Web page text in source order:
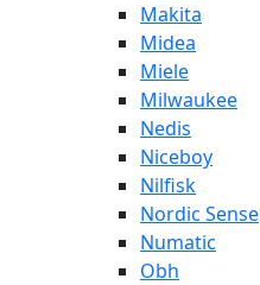
Makita
Midea
Miele
Milwaukee
Nedis
Niceboy
Nilfisk
Nordic Sense
Numatic
Obh